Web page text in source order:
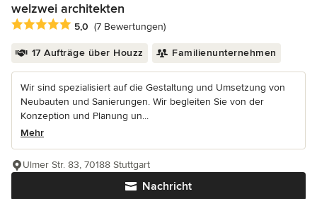
welzwei architekten
Durchschnittliche Bewertung: 5 von 5 Sternen
5,0 (7 Bewertungen)
17 Aufträge über Houzz Familienunternehmen
Wir sind spezialisiert auf die Gestaltung und Umsetzung von
Neubauten und Sanierungen. Wir begleiten Sie von der
Konzeption und Planung un...
Mehr
Nachricht
Ulmer Str. 83, 70188 Stuttgart